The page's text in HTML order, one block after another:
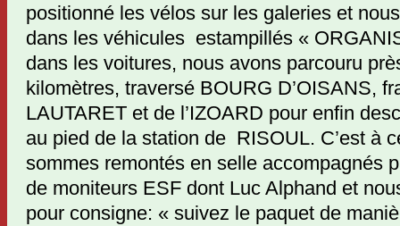
positionné les vélos sur les galeries et
dans les véhicules estampillés «
dans les voitures, nous avons parcouru
kilomètres, traversé BOURG D’OISANS,
LAUTARET et de l’IZOARD pour enfin
au pied de la station de RISOUL. C’est à
sommes remontés en selle accompagnés
de moniteurs ESF dont Luc Alphand et
pour consigne: « suivez le paquet de